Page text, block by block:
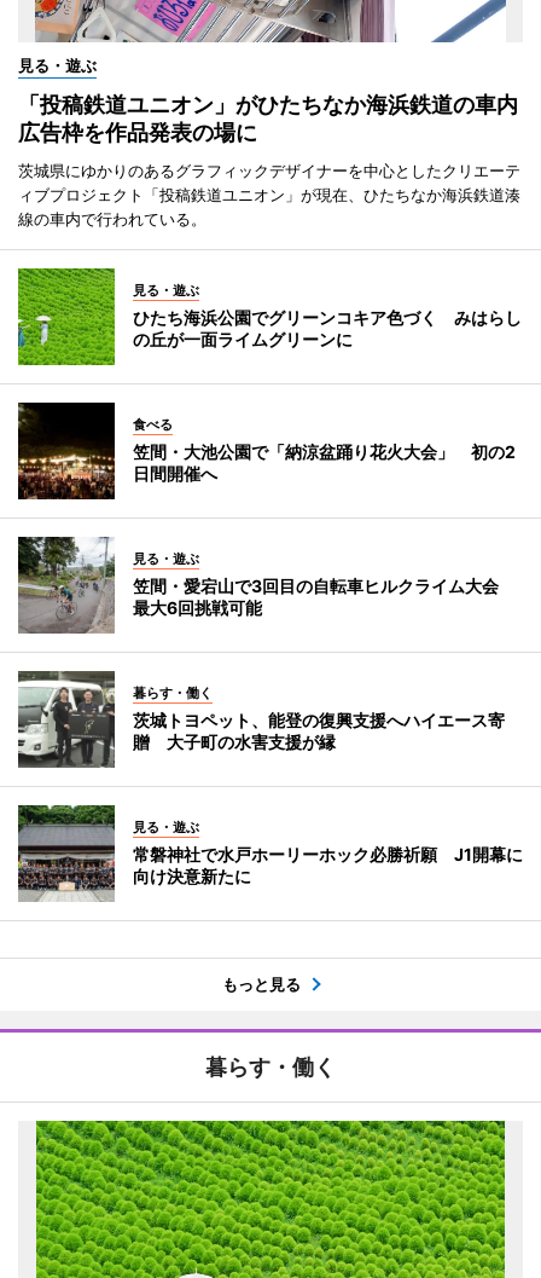
見る・遊ぶ
「投稿鉄道ユニオン」がひたちなか海浜鉄道の車内
広告枠を作品発表の場に
茨城県にゆかりのあるグラフィックデザイナーを中心としたクリエーテ
ィブプロジェクト「投稿鉄道ユニオン」が現在、ひたちなか海浜鉄道湊
線の車内で行われている。
見る・遊ぶ
ひたち海浜公園でグリーンコキア色づく みはらし
の丘が一面ライムグリーンに
食べる
笠間・大池公園で「納涼盆踊り花火大会」 初の2
日間開催へ
見る・遊ぶ
笠間・愛宕山で3回目の自転車ヒルクライム大会
最大6回挑戦可能
暮らす・働く
茨城トヨペット、能登の復興支援へハイエース寄
贈 大子町の水害支援が縁
見る・遊ぶ
常磐神社で水戸ホーリーホック必勝祈願 J1開幕に
向け決意新たに
もっと見る
暮らす・働く